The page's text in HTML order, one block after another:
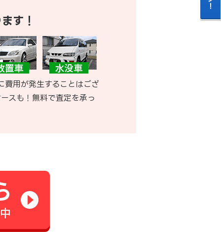
す！
費用が発生することはござ
スも！無料で査定を承っ